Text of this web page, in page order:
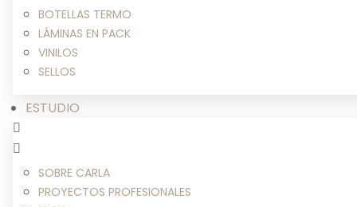
BOTELLAS TERMO
LÁMINAS EN PACK
VINILOS
SELLOS
ESTUDIO
SOBRE CARLA
PROYECTOS PROFESIONALES